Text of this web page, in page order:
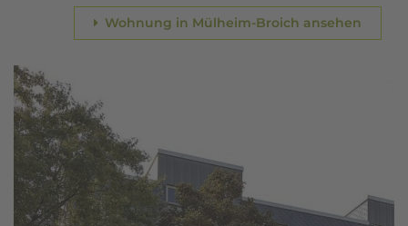
Wohnung in Mülheim-Broich ansehen